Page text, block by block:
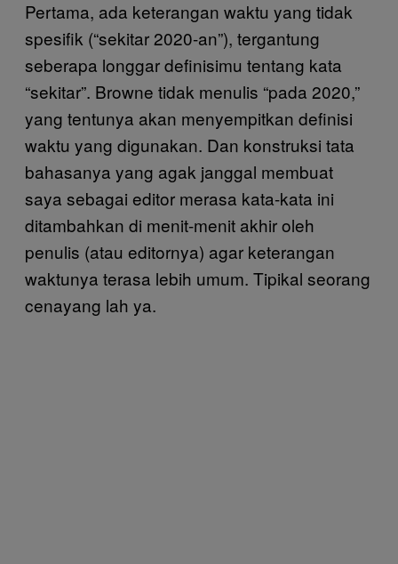
Pertama, ada keterangan waktu yang tidak
spesifik (“sekitar 2020-an”), tergantung
seberapa longgar definisimu tentang kata
“sekitar”. Browne tidak menulis “pada 2020,”
yang tentunya akan menyempitkan definisi
waktu yang digunakan. Dan konstruksi tata
bahasanya yang agak janggal membuat
saya sebagai editor merasa kata-kata ini
ditambahkan di menit-menit akhir oleh
penulis (atau editornya) agar keterangan
waktunya terasa lebih umum. Tipikal seorang
cenayang lah ya.